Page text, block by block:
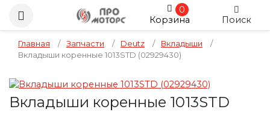
0
Корзина
Поиск
Главная / Запчасти / Deutz / Вкладыши
/
Вкладыши коренные 1013STD (02929430)
Вкладыши коренные 1013STD